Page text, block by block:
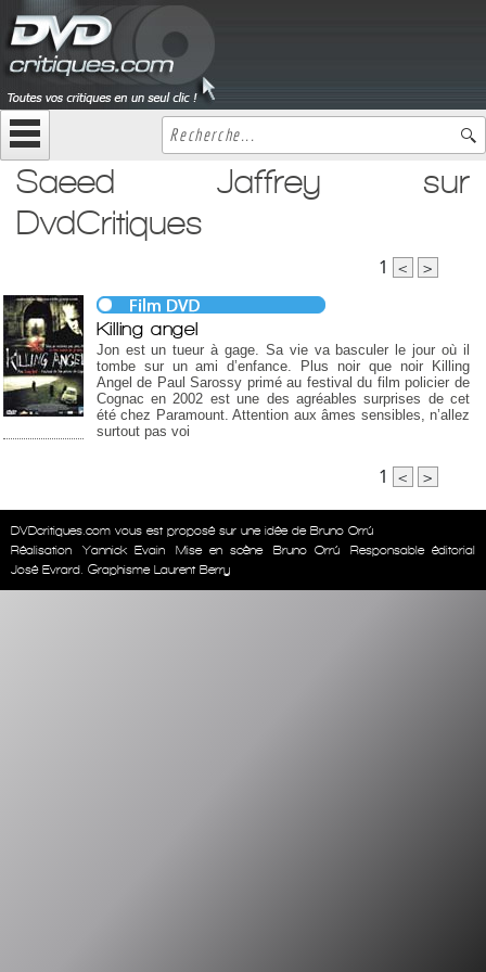
Saeed Jaffrey sur
DvdCritiques
1 < >
Killing angel
Jon est un tueur à gage. Sa vie va basculer le jour où il
tombe sur un ami d’enfance. Plus noir que noir Killing
Angel de Paul Sarossy primé au festival du film policier de
Cognac en 2002 est une des agréables surprises de cet
été chez Paramount. Attention aux âmes sensibles, n’allez
surtout pas voi
1 < >
DVDcritiques.com vous est proposé sur une idée de Bruno Orrú
Réalisation
Yannick Evain Mise en scène Bruno Orrú
Responsable éditorial
José Evrard. Graphisme Laurent Berry